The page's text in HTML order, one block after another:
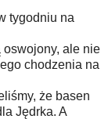
tygodniu na
oswojony, ale nie
chodzenia na
że basen
Jędrka. A